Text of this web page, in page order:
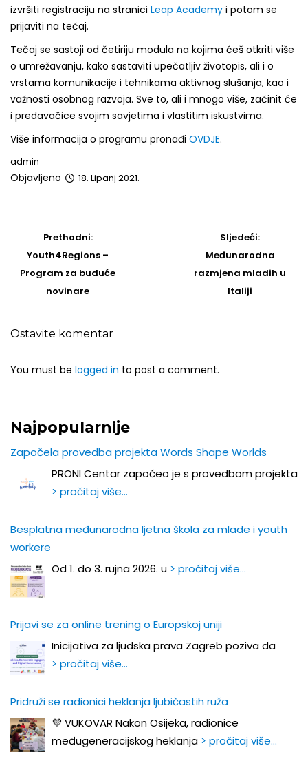
izvršiti registraciju na stranici Leap Academy i potom se
prijaviti na tečaj.
Tečaj se sastoji od četiriju modula na kojima ćeš otkriti više
o umrežavanju, kako sastaviti upečatljiv životopis, ali i o
vrstama komunikacije i tehnikama aktivnog slušanja, kao i
važnosti osobnog razvoja. Sve to, ali i mnogo više, začinit će
i predavačice svojim savjetima i vlastitim iskustvima.
Više informacija o programu pronađi OVDJE.
admin
Objavljeno 18. Lipanj 2021.
navigation
Prethodni:Prethodni
post
Youth4Regions –
Program za buduće
novinare
Sljedeći:Sljedeći
Post
Međunarodna
razmjena mladih u
Italiji
Ostavite komentar
You must be logged in to post a comment.
Najpopularnije
Započela provedba projekta Words Shape Worlds
PRONI Centar započeo je s provedbom projekta
> pročitaj više…
Besplatna međunarodna ljetna škola za mlade i youth
workere
Od 1. do 3. rujna 2026. u > pročitaj više…
Prijavi se za online trening o Europskoj uniji
Inicijativa za ljudska prava Zagreb poziva da
> pročitaj više…
Pridruži se radionici heklanja ljubičastih ruža
💜 VUKOVAR Nakon Osijeka, radionice
međugeneracijskog heklanja > pročitaj više…